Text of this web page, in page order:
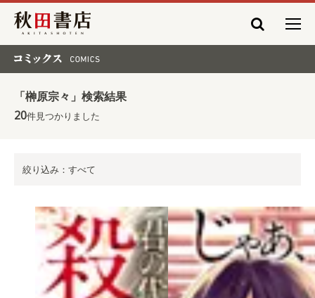
秋田書店
「榊原宗々」検索結果
20件見つかりました
絞り込み：すべて